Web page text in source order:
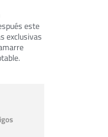
este
exclusivas